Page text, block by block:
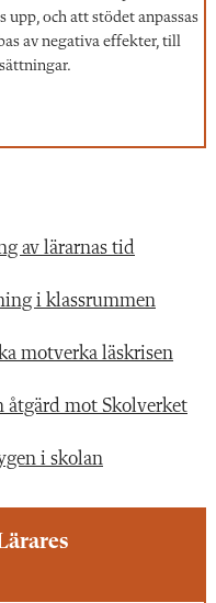
upp, och att stödet anpassas
av negativa effekter, till
av lärarnas tid
i klassrummen
motverka läskrisen
åtgärd mot Skolverket
i skolan